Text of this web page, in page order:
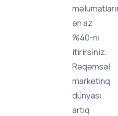
ən az
%40-nı
itirirsiniz.
Rəqəmsal
marketinq
dünyası
artıq